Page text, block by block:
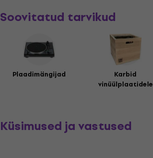
Soovitatud tarvikud
Plaadimängijad
Karbid
vinüülplaatidele
Küsimused ja vastused